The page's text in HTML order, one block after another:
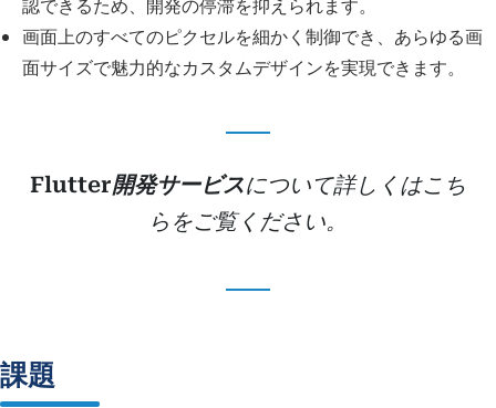
認できるため、開発の停滞を抑えられます。
画面上のすべてのピクセルを細かく制御でき、あらゆる画
面サイズで魅力的なカスタムデザインを実現できます。
Flutter開発サービスについて詳しくはこち
らをご覧ください。
課題